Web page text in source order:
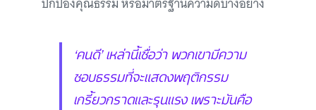
‘คนดี’ เหล่านี้เชื่อว่า พวกเขามีความ
ชอบธรรมที่จะแสดงพฤติกรรม
เกรี้ยวกราดและรุนแรง เพราะมันคือ